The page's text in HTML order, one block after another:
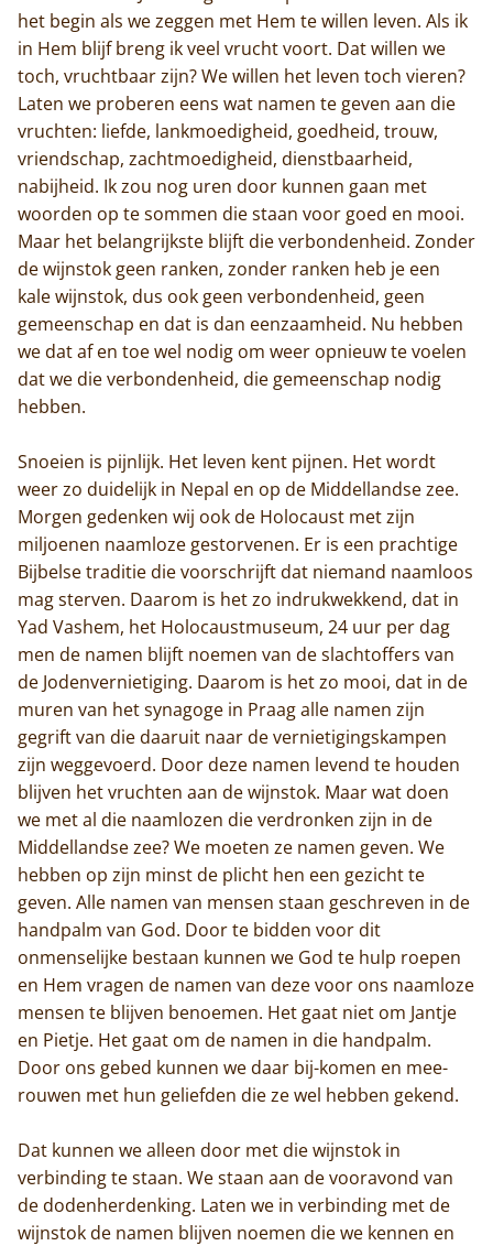
Home
Trappisten
De abdij
Actueel
Contact
het begin als we zeggen met Hem te willen leven. Als ik
in Hem blijf breng ik veel vrucht voort. Dat willen we
toch, vruchtbaar zijn? We willen het leven toch vieren?
Laten we proberen eens wat namen te geven aan die
vruchten: liefde, lankmoedigheid, goedheid, trouw,
vriendschap, zachtmoedigheid, dienstbaarheid,
nabijheid. Ik zou nog uren door kunnen gaan met
woorden op te sommen die staan voor goed en mooi.
Maar het belangrijkste blijft die verbondenheid. Zonder
de wijnstok geen ranken, zonder ranken heb je een
kale wijnstok, dus ook geen verbondenheid, geen
gemeenschap en dat is dan eenzaamheid. Nu hebben
we dat af en toe wel nodig om weer opnieuw te voelen
dat we die verbondenheid, die gemeenschap nodig
hebben.
Snoeien is pijnlijk. Het leven kent pijnen. Het wordt
weer zo duidelijk in Nepal en op de Middellandse zee.
Morgen gedenken wij ook de Holocaust met zijn
miljoenen naamloze gestorvenen. Er is een prachtige
Bijbelse traditie die voorschrijft dat niemand naamloos
mag sterven. Daarom is het zo indrukwekkend, dat in
Yad Vashem, het Holocaustmuseum, 24 uur per dag
men de namen blijft noemen van de slachtoffers van
de Jodenvernietiging. Daarom is het zo mooi, dat in de
muren van het synagoge in Praag alle namen zijn
gegrift van die daaruit naar de vernietigingskampen
zijn weggevoerd. Door deze namen levend te houden
blijven het vruchten aan de wijnstok. Maar wat doen
we met al die naamlozen die verdronken zijn in de
Middellandse zee? We moeten ze namen geven. We
hebben op zijn minst de plicht hen een gezicht te
geven. Alle namen van mensen staan geschreven in de
handpalm van God. Door te bidden voor dit
onmenselijke bestaan kunnen we God te hulp roepen
en Hem vragen de namen van deze voor ons naamloze
mensen te blijven benoemen. Het gaat niet om Jantje
en Pietje. Het gaat om de namen in die handpalm.
Door ons gebed kunnen we daar bij-komen en mee-
rouwen met hun geliefden die ze wel hebben gekend.
Dat kunnen we alleen door met die wijnstok in
verbinding te staan. We staan aan de vooravond van
de dodenherdenking. Laten we in verbinding met de
wijnstok de namen blijven noemen die we kennen en